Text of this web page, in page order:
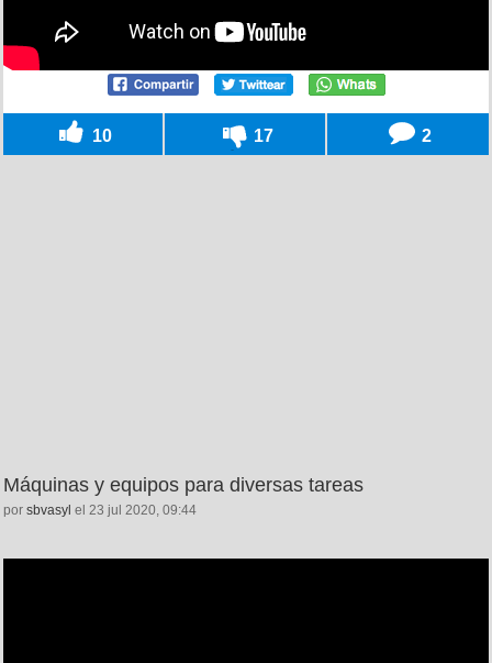
10 17 2
Máquinas y equipos para diversas tareas
por sbvasyl el 23 jul 2020, 09:44